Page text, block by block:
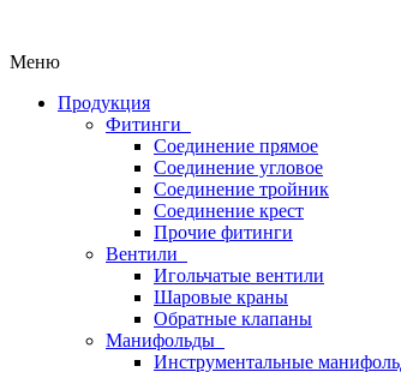
Меню
Продукция
Фитинги
Соединение прямое
Соединение угловое
Соединение тройник
Соединение крест
Прочие фитинги
Вентили
Игольчатые вентили
Шаровые краны
Обратные клапаны
Манифольды
Инструментальные